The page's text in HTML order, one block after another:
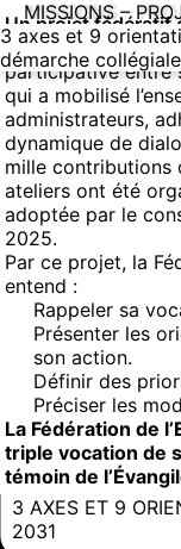
MISSIONS –
3 axes et 9
démarche
Un projet fédératif
Ce projet est
participative entre
qui a mobilisé
administrateurs,
dynamique de
mille contributions
ateliers ont été
adoptée par le
2025.
Par ce projet, la
entend :
Rappeler sa
Présenter les
son action.
Définir des
Préciser les
La Fédération de
triple vocation de
témoin de
3 AXES ET 9
2031